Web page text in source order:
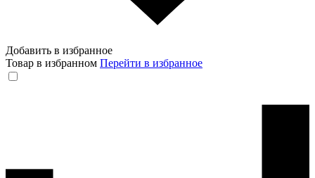
Добавить в избранное
Товар в избранном Перейти в избранное